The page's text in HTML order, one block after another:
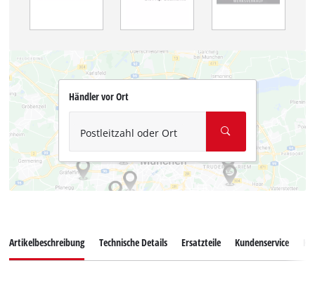
Händler vor Ort
Postleitzahl oder Ort
Artikelbeschreibung Technische Details Ersatzteile Kundenservice